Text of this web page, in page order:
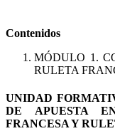
Contenidos
MÓDULO 1.
RULETA
UNIDAD
DE APUESTA
FRANCESA Y